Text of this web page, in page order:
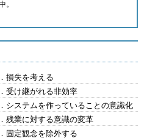
。
失を考える
け継がれる非効率
ステムを作っていることの意識化
業に対する意識の変革
定観念を除外する